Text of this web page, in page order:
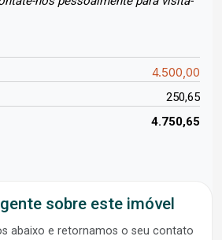
4.500,00
250,65
4.750,65
sobre este imóvel
abaixo e retornamos o seu contato